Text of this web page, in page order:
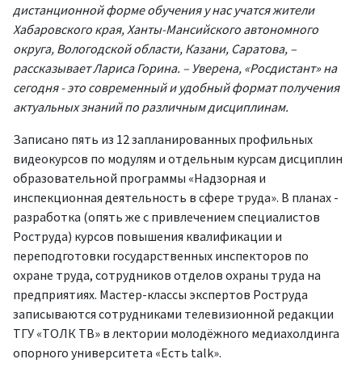
дистанционной форме обучения у нас учатся жители
Хабаровского края, Ханты-Мансийского автономного
округа, Вологодской области, Казани, Саратова, –
рассказывает Лариса Горина. – Уверена, «Росдистант» на
сегодня - это современный и удобный формат получения
актуальных знаний по различным дисциплинам.
Записано пять из 12 запланированных профильных
видеокурсов по модулям и отдельным курсам дисциплин
образовательной программы «Надзорная и
инспекционная деятельность в сфере труда». В планах -
разработка (опять же с привлечением специалистов
Роструда) курсов повышения квалификации и
переподготовки государственных инспекторов по
охране труда, сотрудников отделов охраны труда на
предприятиях. Мастер-классы экспертов Роструда
записываются сотрудниками телевизионной редакции
ТГУ «ТОЛК ТВ» в лектории молодёжного медиахолдинга
опорного университета «Есть talk».